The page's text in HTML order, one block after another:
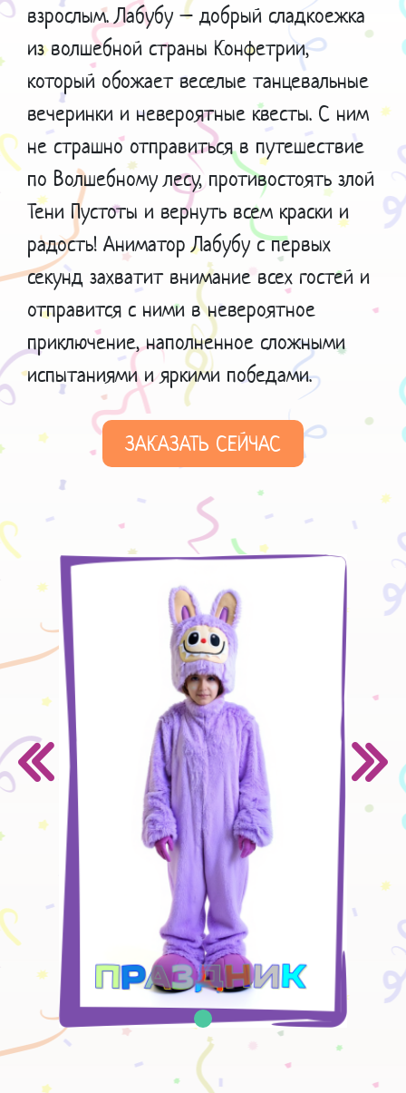
взрослым. Лабубу – добрый сладкоежка
из волшебной страны Конфетрии,
который обожает веселые танцевальные
вечеринки и невероятные квесты. С ним
не страшно отправиться в путешествие
по Волшебному лесу, противостоять злой
Тени Пустоты и вернуть всем краски и
радость! Аниматор Лабубу с первых
секунд захватит внимание всех гостей и
отправится с ними в невероятное
приключение, наполненное сложными
испытаниями и яркими победами.
ЗАКАЗАТЬ СЕЙЧАС